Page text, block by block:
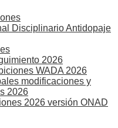
Disciplinario Antidopaje
2026
WADA 2026
modificaciones y
2026
2026 versión ONAD